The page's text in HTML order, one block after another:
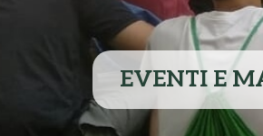
EVENTI E